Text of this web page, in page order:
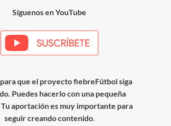
Síguenos en YouTube
que el proyecto fiebreFútbol siga
Puedes hacerlo con una pequeña
aportación es muy importante para
seguir creando contenido.